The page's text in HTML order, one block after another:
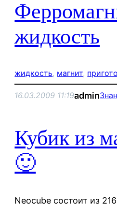
жидкость
жидкость, магнит,
16.03.2009 11:19admin
Кубик из
🙂
Neocube состоит из